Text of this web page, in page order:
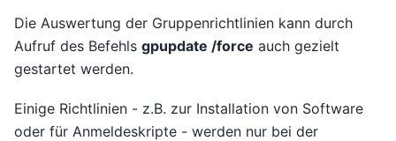
Die Auswertung der Gruppenrichtlinien kann durch
Aufruf des Befehls gpupdate /force auch gezielt
gestartet werden.
Einige Richtlinien - z.B. zur Installation von Software
oder für Anmeldeskripte - werden nur bei der